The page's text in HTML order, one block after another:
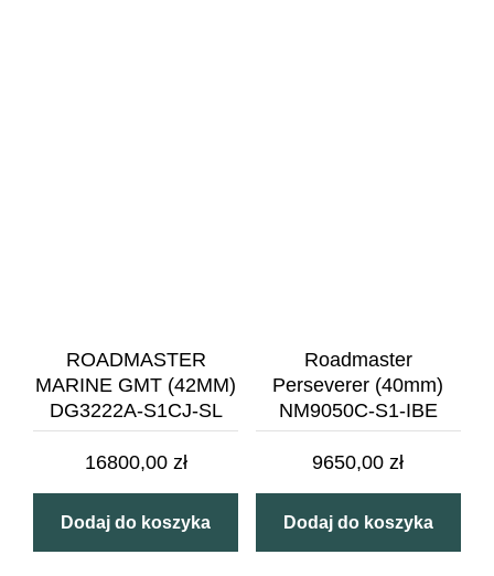
ROADMASTER
MARINE GMT (42MM)
DG3222A-S1CJ-SL
16800,00 zł
Dodaj do koszyka
Roadmaster
Perseverer (40mm)
NM9050C-S1-IBE
9650,00zł
Dodaj do koszyka